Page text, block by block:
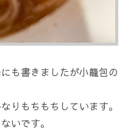
も書きましたが小籠包の
りもちもちしています。
いです。